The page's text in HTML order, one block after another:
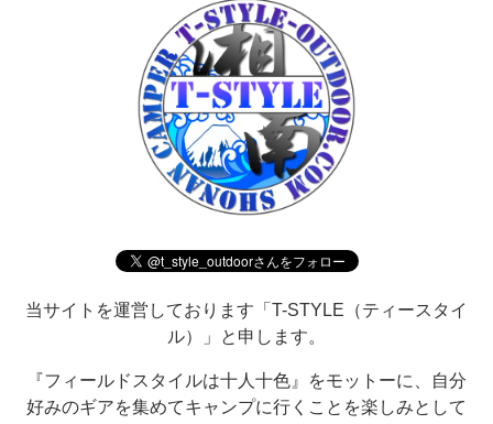
当サイトを運営しております「T-STYLE（ティースタイ
ル）」と申します。
『フィールドスタイルは十人十色』をモットーに、自分
好みのギアを集めてキャンプに行くことを楽しみとして